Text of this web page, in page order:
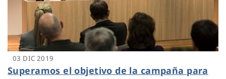
03 DIC 2019
Superamos el objetivo de la campaña para